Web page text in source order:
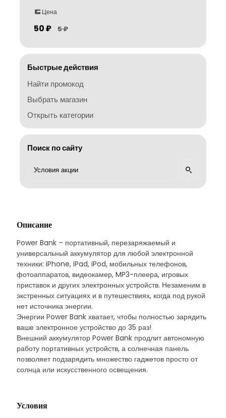
Цена
50 ₽ 5 ₽
Быстрые действия
Найти промокод
Выбрать магазин
Открыть категории
Поиск по сайту
Описание
Power Bank – портативный, перезаряжаемый и
универсальный аккумулятор для любой электронной
техники: iPhone, iPad, iPod, мобильных телефонов,
фотоаппаратов, видеокамер, MP3-плеера, игровых
приставок и других электронных устройств. Незаменим в
экстренных ситуациях и в путешествиях, когда под рукой
нет источника энергии.
Энергии Power Bank хватает, чтобы полностью зарядить
ваше электронное устройство до 35 раз!
Внешний аккумулятор Power Bank продлит автономную
работу портативных устройств, а солнечная панель
позволяет подзарядить множество гаджетов просто от
солнца или искусственного освещения.
Условия